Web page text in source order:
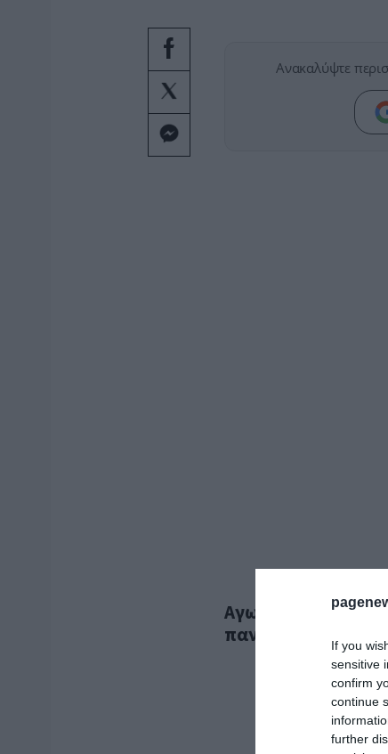
If you
sensitive
confirm
continue
further
Ανακαλύψτε
Αγωνιστική νίκη
πανηγυρισμούς